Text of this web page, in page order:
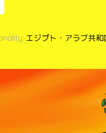
エジプト・アラブ共